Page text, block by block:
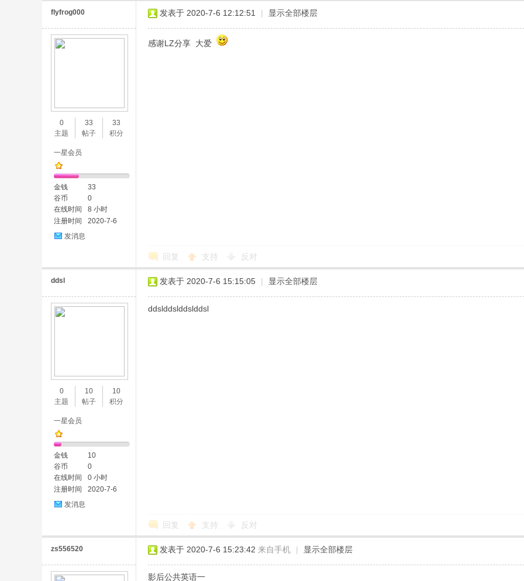
flyfrog000
0
主题
33
帖子
33
积分
一星会员
金钱
33
谷币
0
在线时间
8 小时
注册时间
2020-7-6
发消息
发表于 2020-7-6 12:12:51 | 显示全部楼层
感谢LZ分享 大爱
回复 支持 反对
ddsl
0
主题
10
帖子
10
积分
一星会员
金钱
10
谷币
0
在线时间
0 小时
注册时间
2020-7-6
发消息
发表于 2020-7-6 15:15:05 | 显示全部楼层
ddslddslddslddsl
回复 支持 反对
zs556520 发表于 2020-7-6 15:23:42 来自手机 | 显示全部楼层
影后公共英语一